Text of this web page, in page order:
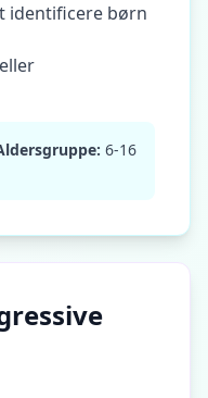
identificere børn
6-16